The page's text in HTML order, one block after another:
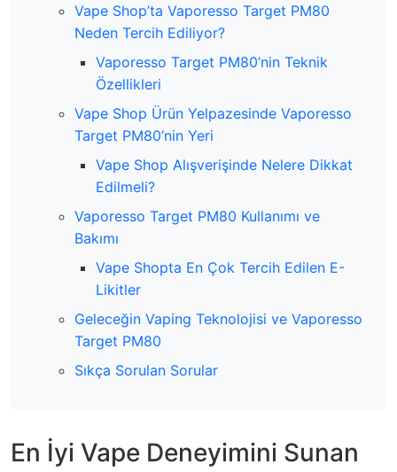
Vape Shop’ta Vaporesso Target PM80
Neden Tercih Ediliyor?
Vaporesso Target PM80’nin Teknik
Özellikleri
Vape Shop Ürün Yelpazesinde Vaporesso
Target PM80’nin Yeri
Vape Shop Alışverişinde Nelere Dikkat
Edilmeli?
Vaporesso Target PM80 Kullanımı ve
Bakımı
Vape Shopta En Çok Tercih Edilen E-
Likitler
Geleceğin Vaping Teknolojisi ve Vaporesso
Target PM80
Sıkça Sorulan Sorular
En İyi Vape Deneyimini Sunan